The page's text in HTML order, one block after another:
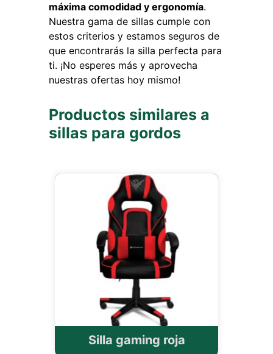
máxima comodidad y ergonomía.
Nuestra gama de sillas cumple con
estos criterios y estamos seguros de
que encontrarás la silla perfecta para
ti. ¡No esperes más y aprovecha
nuestras ofertas hoy mismo!
Productos similares a
sillas para gordos
Silla gaming roja